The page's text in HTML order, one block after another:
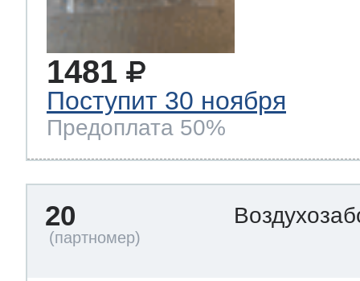
1481
Поступит 30 ноября
Предоплата 50%
20